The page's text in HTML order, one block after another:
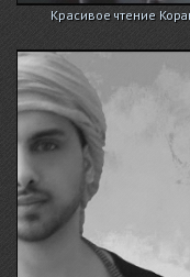
Красивое чтение